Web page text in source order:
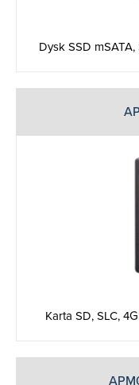
Dysk SSD mSATA,
Karta SD, SLC,